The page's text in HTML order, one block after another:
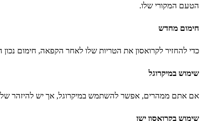
הטעם המקורי שלו.
חימום מחדש
כדי להחזיר לקרואסון את הטריות שלו לאחר הקפאה, חימום נכון הוא המפתח. חממו את התנור ל-180 מעלות והכניסו את
שימוש במיקרוגל
אם אתם ממהרים, אפשר להשתמש במיקרוגל, אך יש להיזהר שלא לייבש את הקרואסון. חממו אותו למשך 10-15
שימוש בקרואסון ישן